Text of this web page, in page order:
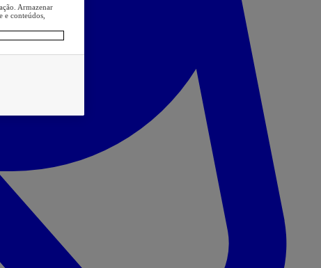
Armazenar
e conteúdos,